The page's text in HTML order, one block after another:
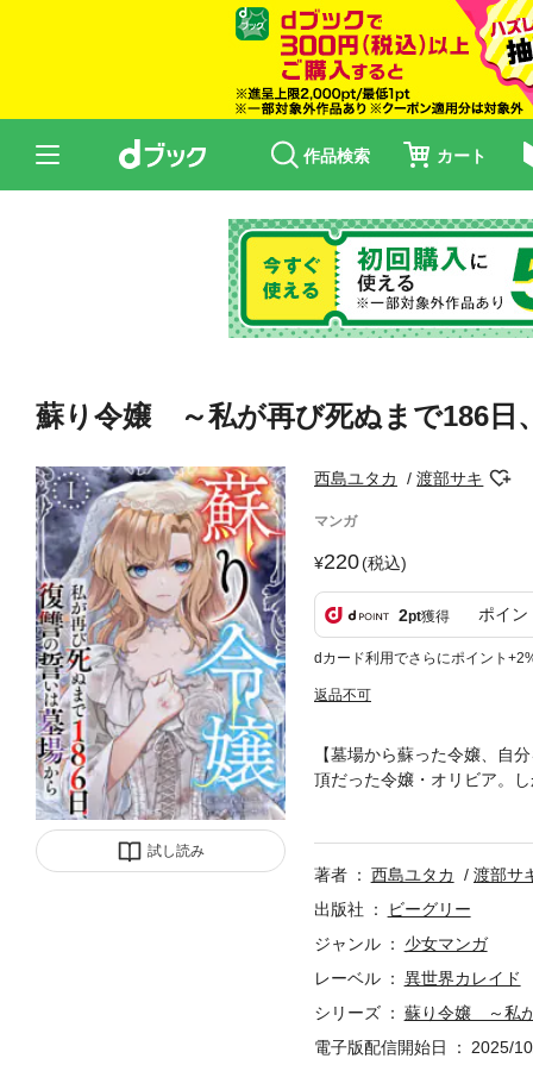
作品検索 カート
蘇り令嬢 ～私が再び死ぬまで186日
試し読み
西島ユタカ 渡部サキ
マンガ
220(税込)
2pt獲得 ポイン
dカード利用でさらにポイント
返品不可
【墓場から蘇った令嬢、自
頂だった令嬢・オリビア。
女に与えられたのは、「人
著者
西島ユタカ
渡部サ
出版社
ビーグリー
ジャンル
少女マンガ
レーベル
異世界カレイド
シリーズ
蘇り令嬢 ～私
電子版配信開始日
2025/